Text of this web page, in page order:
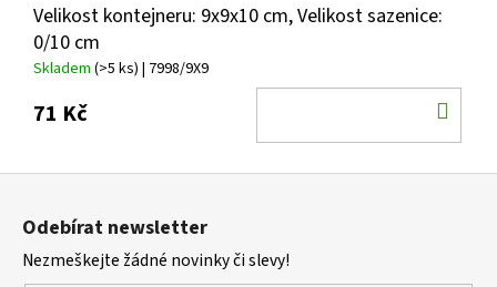
Velikost kontejneru: 9x9x10 cm, Velikost sazenice:
0/10 cm
Skladem (>5 ks) | 7998/9X9
71 Kč
Z
Odebírat newsletter
Nezmeškejte žádné novinky či slevy!